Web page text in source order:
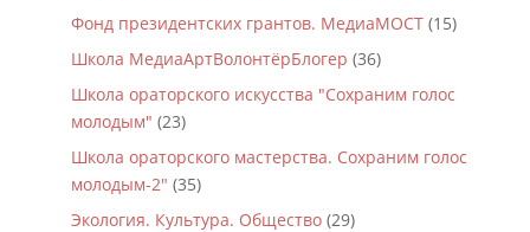
Фонд президентских грантов. МедиаМОСТ(15)
Школа МедиаАртВолонтёрБлогер (36)
Школа ораторского искусства "Сохраним голос
молодым" (23)
Школа ораторского мастерства. Сохраним голос
молодым-2" (35)
Экология. Культура. Общество(29)